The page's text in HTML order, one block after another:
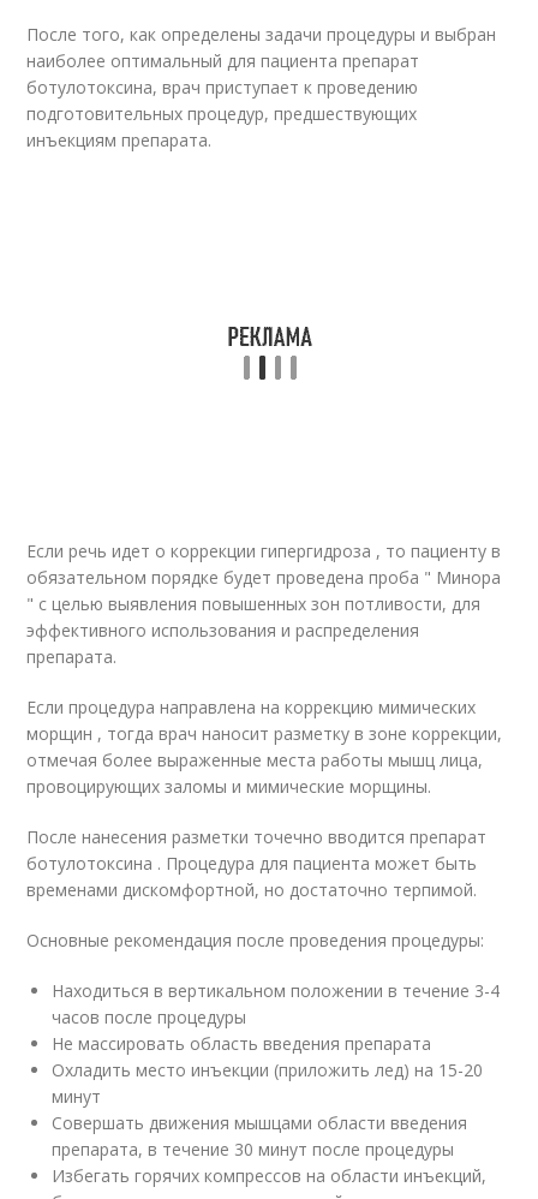
После того, как определены задачи процедуры и выбран
наиболее оптимальный для пациента препарат
ботулотоксина, врач приступает к проведению
подготовительных процедур, предшествующих
инъекциям препарата.
Если речь идет о коррекции гипергидроза , то пациенту в
обязательном порядке будет проведена проба " Минора
" с целью выявления повышенных зон потливости, для
эффективного использования и распределения
препарата.
Если процедура направлена на коррекцию мимических
морщин , тогда врач наносит разметку в зоне коррекции,
отмечая более выраженные места работы мышц лица,
провоцирующих заломы и мимические морщины.
После нанесения разметки точечно вводится препарат
ботулотоксина . Процедура для пациента может быть
временами дискомфортной, но достаточно терпимой.
Основные рекомендация после проведения процедуры:
Находиться в вертикальном положении в течение 3-4
часов после процедуры
Не массировать область введения препарата
Охладить место инъекции (приложить лед) на 15-20
минут
Совершать движения мышцами области введения
препарата, в течение 30 минут после процедуры
Избегать горячих компрессов на области инъекций,